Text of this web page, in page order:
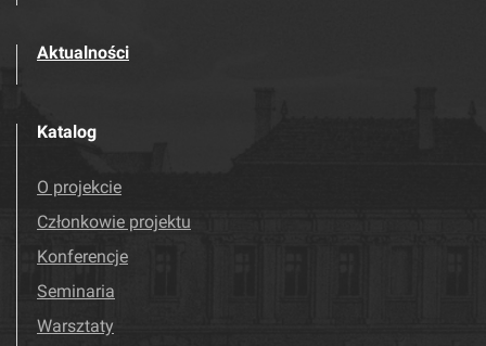
Aktualności
Katalog
O projekcie
Członkowie projektu
Konferencje
Seminaria
Warsztaty